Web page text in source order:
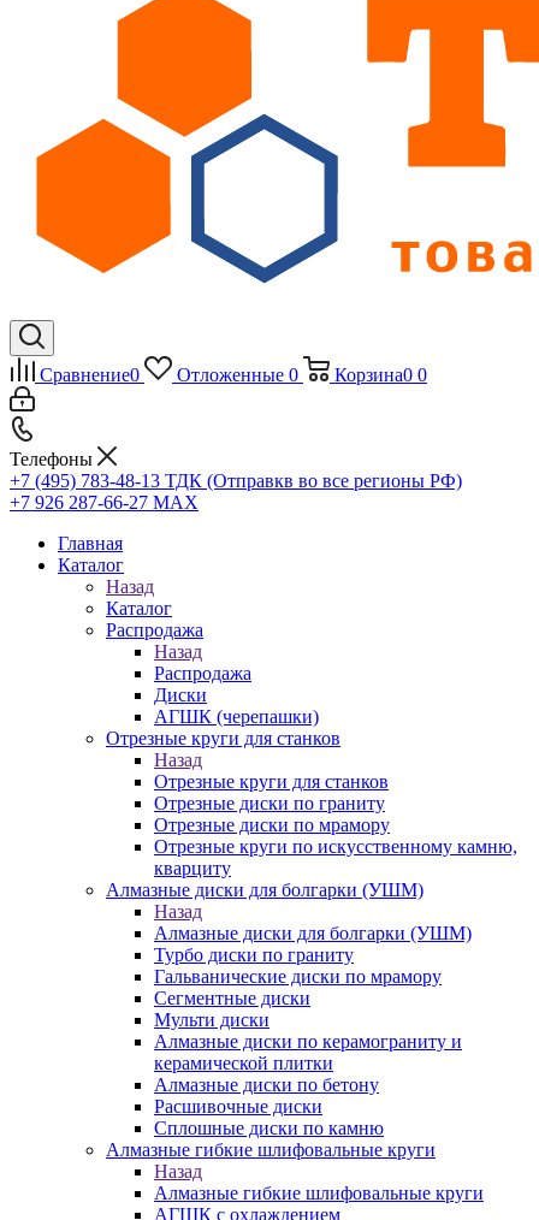
Сравнение0 Отложенные 0 Корзина0 0
Телефоны
+7 (495) 783-48-13 ТДК (Отправкв во все регионы РФ)
+7 926 287-66-27 МАХ
Главная
Каталог
Назад
Каталог
Распродажа
Назад
Распродажа
Диски
АГШК (черепашки)
Отрезные круги для станков
Назад
Отрезные круги для станков
Отрезные диски по граниту
Отрезные диски по мрамору
Отрезные круги по искусственному камню,
кварциту
Алмазные диски для болгарки (УШМ)
Назад
Алмазные диски для болгарки (УШМ)
Турбо диски по граниту
Гальванические диски по мрамору
Сегментные диски
Мульти диски
Алмазные диски по керамограниту и
керамической плитки
Алмазные диски по бетону
Расшивочные диски
Сплошные диски по камню
Алмазные гибкие шлифовальные круги
Назад
Алмазные гибкие шлифовальные круги
АГШК с охлаждением